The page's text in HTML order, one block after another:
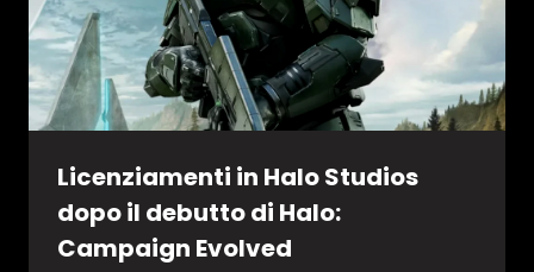
Licenziamenti in Halo Studios
dopo il debutto di Halo:
Campaign Evolved